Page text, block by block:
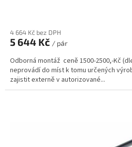
4 664 Kč bez DPH
5 644 Kč / pár
Odborná montáž ceně 1500-2500,-Kč
neprovádí do míst k tomu určených
zajistit externě v autorizované...